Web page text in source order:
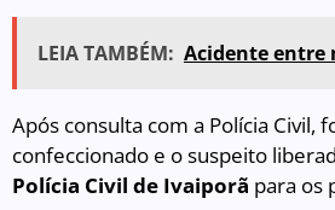
LEIA TAMBÉM: Acidente entre
Após consulta com a Polícia
confeccionado e o suspeito
Polícia Civil de Ivaiporã para os